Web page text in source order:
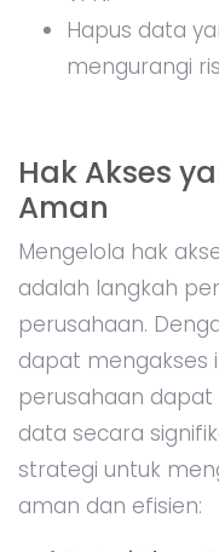
Hapus data
mengurangi
Hak Akses
Aman
Mengelola hak
adalah langkah
perusahaan.
dapat mengakses
perusahaan
data secara
strategi untuk
aman dan efisien: